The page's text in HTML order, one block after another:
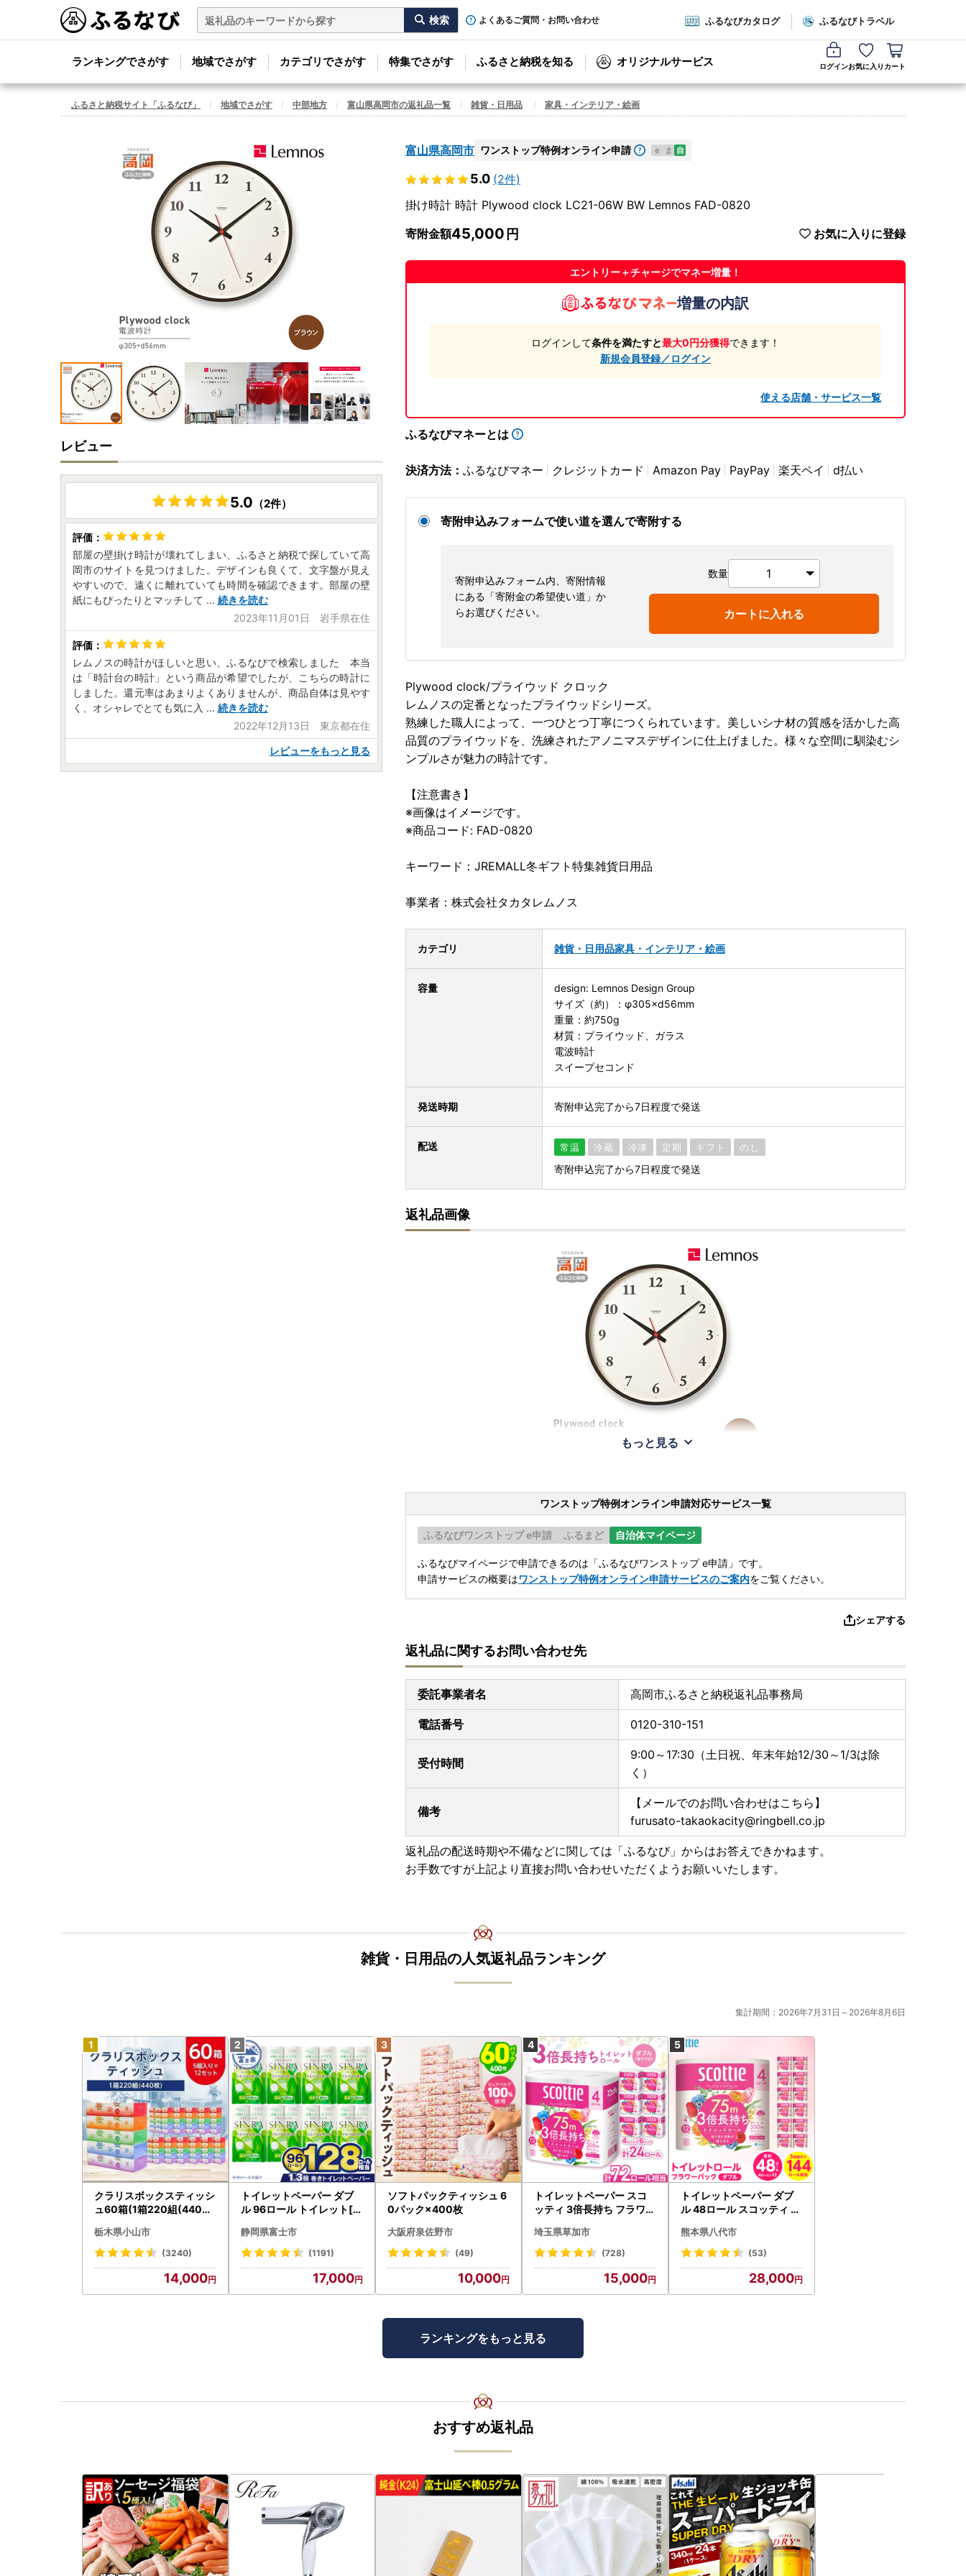
よくあるご質問・お問い合わせ ふるなびカタログ ふるなびトラベル
ランキングでさがす 地域でさがす カテゴリでさがす 特集でさがす ふるさと納税を知る オリジナルサービス ログインお気に入り カート
ふるさと納税サイト「ふるなび」 地域でさがす 中部地方 富山県高岡市の返礼品一覧 雑貨・日用品 家具・インテリア・絵画
富山県高岡市 ワンストップ特例オンライン申請 e ま 自
5.0 (2件)
掛け時計 時計 Plywood clock LC21-06W BW Lemnos FAD-0820
寄附金額45,000 お気に入りに登録
エントリー＋チャージでマネー増量！
増量の内訳
ログインして条件を満たすと最大0円分獲得できます！
新規会員登録／ログイン
使える店舗・サービス一覧
ふるなびマネーとは
決済方法： ふるなびマネー クレジットカード Amazon Pay PayPay 楽天ペイ d払い
寄附申込みフォームで使い道を選んで寄附する
寄附申込みフォーム内、寄附情報
にある「寄附金の希望使い道」か
らお選びください。
数量
カートに入れる
Plywood clock/プライウッド クロック
レムノスの定番となったプライウッドシリーズ。
熟練した職人によって、一つひとつ丁寧につくられています。美しいシナ材の質感を活かした高
品質のプライウッドを、洗練されたアノニマスデザインに仕上げました。様々な空間に馴染むシ
ンプルさが魅力の時計です。
【注意書き】
※画像はイメージです。
※商品コード: FAD-0820
キーワード：JREMALL冬ギフト特集雑貨日用品
事業者：株式会社タカタレムノス
カテゴリ 雑貨・日用品家具・インテリア・絵画
容量
design: Lemnos Design Group
サイズ（約）：φ305×d56mm
重量：約750g
材質：プライウッド、ガラス
電波時計
スイープセコンド
発送時期 寄附申込完了から7日程度で発送
配送 常温 冷蔵 冷凍 定期 ギフト のし
寄附申込完了から7日程度で発送
返礼品画像
もっと見る
ワンストップ特例オンライン申請対応サービス一覧
ふるなびワンストップ e申請 ふるまど 自治体マイページ
ふるなびマイページで申請できるのは「ふるなびワンストップ e申請」です。
申請サービスの概要はワンストップ特例オンライン申請サービスのご案内をご覧ください。
シェアする
返礼品に関するお問い合わせ先
委託事業者名 高岡市ふるさと納税返礼品事務局
電話番号 0120-310-151
受付時間
9:00～17:30（土日祝、年末年始12/30～1/3は除
く）
備考
【メールでのお問い合わせはこちら】
furusato-takaokacity@ringbell.co.jp
返礼品の配送時期や不備などに関しては「ふるなび」からはお答えできかねます。
お手数ですが上記より直接お問い合わせいただくようお願いいたします。
レビュー
5.0 （2件）
部屋の壁掛け時計が壊れてしまい、ふるさと納税で探していて高
岡市のサイトを見つけました。デザインも良くて、文字盤が見え
やすいので、遠くに離れていても時間を確認できます。部屋の壁
紙にもぴったりとマッチして ... 続きを読む
2023年11月01日 岩手県在住
レムノスの時計がほしいと思い、ふるなびで検索しました 本当
は「時計台の時計」という商品が希望でしたが、こちらの時計に
しました。還元率はあまりよくありませんが、商品自体は見やす
く、オシャレでとても気に入 ... 続きを読む
2022年12月13日 東京都在住
レビューをもっと見る
雑貨・日用品の人気返礼品ランキング
集計期間：2026年7月31日～2026年8月6日
クラリスボックスティッシ
ュ60箱(1箱220組(440枚)
送不可地域：離島・沖縄県
】【1256759】
栃木県小山市
(3240)
14,000
トイレットペーパー ダブ
ル 96ロール トイレット[sf
静岡県富士市
(1191)
17,000
ソフトパックティッシュ 6
0パック×400枚
大阪府泉佐野市
(49)
10,000
トイレットペーパー スコ
ッティ 3倍長持ち フラワー
埼玉県草加市
(728)
15,000
トイレットペーパー ダブ
ル 48ロール スコッティ ト
熊本県八代市
(53)
28,000
ランキングをもっと見る
おすすめ返礼品